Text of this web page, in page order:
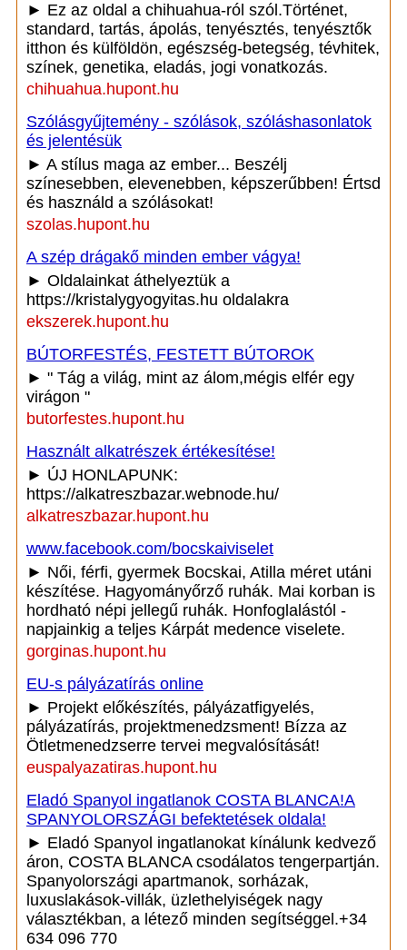
► Ez az oldal a chihuahua-ról szól.Történet,
standard, tartás, ápolás, tenyésztés, tenyésztők
itthon és külföldön, egészség-betegség, tévhitek,
színek, genetika, eladás, jogi vonatkozás.
chihuahua.hupont.hu
Szólásgyűjtemény - szólások, szóláshasonlatok
és jelentésük
► A stílus maga az ember... Beszélj
színesebben, elevenebben, képszerűbben! Értsd
és használd a szólásokat!
szolas.hupont.hu
A szép drágakő minden ember vágya!
► Oldalainkat áthelyeztük a
https://kristalygyogyitas.hu oldalakra
ekszerek.hupont.hu
BÚTORFESTÉS, FESTETT BÚTOROK
► " Tág a világ, mint az álom,mégis elfér egy
virágon "
butorfestes.hupont.hu
Használt alkatrészek értékesítése!
► ÚJ HONLAPUNK:
https://alkatreszbazar.webnode.hu/
alkatreszbazar.hupont.hu
www.facebook.com/bocskaiviselet
► Női, férfi, gyermek Bocskai, Atilla méret utáni
készítése. Hagyományőrző ruhák. Mai korban is
hordható népi jellegű ruhák. Honfoglalástól -
napjainkig a teljes Kárpát medence viselete.
gorginas.hupont.hu
EU-s pályázatírás online
► Projekt előkészítés, pályázatfigyelés,
pályázatírás, projektmenedzsment! Bízza az
Ötletmenedzserre tervei megvalósítását!
euspalyazatiras.hupont.hu
Eladó Spanyol ingatlanok COSTA BLANCA!A
SPANYOLORSZÁGI befektetések oldala!
► Eladó Spanyol ingatlanokat kínálunk kedvező
áron, COSTA BLANCA csodálatos tengerpartján.
Spanyolországi apartmanok, sorházak,
luxuslakások-villák, üzlethelyiségek nagy
választékban, a létező minden segítséggel.+34
634 096 770